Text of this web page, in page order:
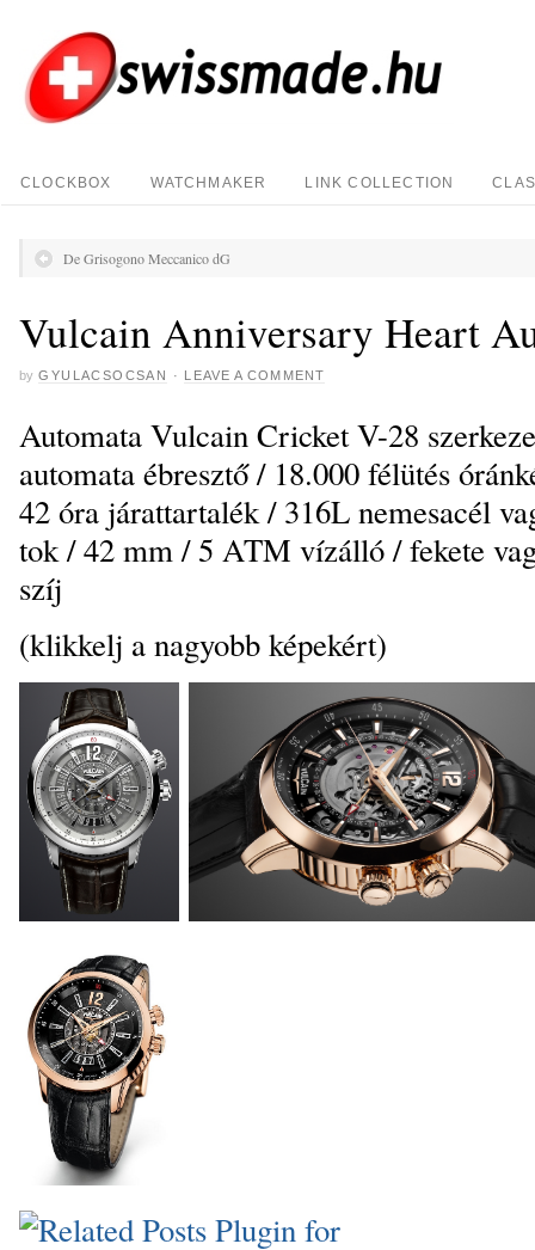
CLOCKBOX WATCHMAKER LINK COLLECTION
De Grisogono Meccanico dG
Vulcain Anniversary Heart
by GYULACSOCSAN · LEAVE A COMMENT
Automata Vulcain Cricket V-28
automata ébresztő / 18.000 félütés
42 óra járattartalék / 316L nemesacél
tok / 42 mm / 5 ATM vízálló / fekete
szíj
(klikkelj a nagyobb képekért)